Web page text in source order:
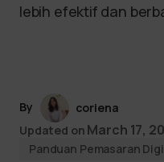
lebih efektif dan
By
coriena
Updated on March 17,
Panduan Pemasaran